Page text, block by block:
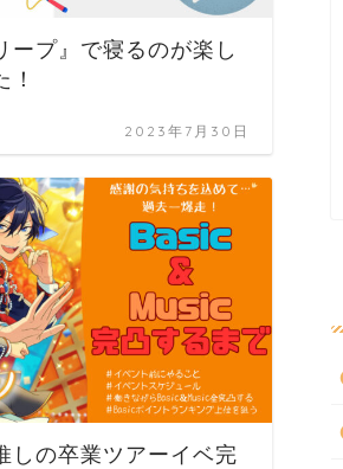
ープ』で寝るのが楽し
2023年7月30日
しの卒業ツアーイベ完